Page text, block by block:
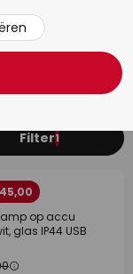
Filter1
op accu
glas IP44 USB